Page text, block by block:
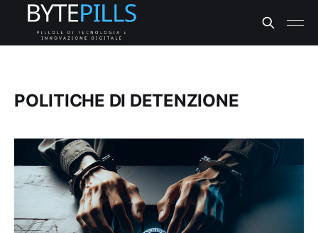
POLITICHE DI DETENZIONE